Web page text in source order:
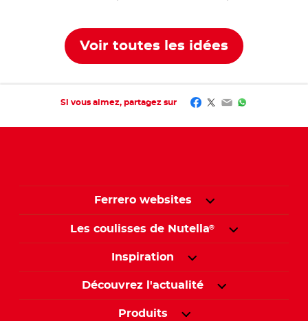
partir d’un pot
de Nutella
vide
Voir toutes les idées
Si vous aimez, partagez sur Facebook
Twitter
EmailWhatsApp
Ferrero websites
Les coulisses de Nutella®
Inspiration
Découvrez l'actualité
Produits